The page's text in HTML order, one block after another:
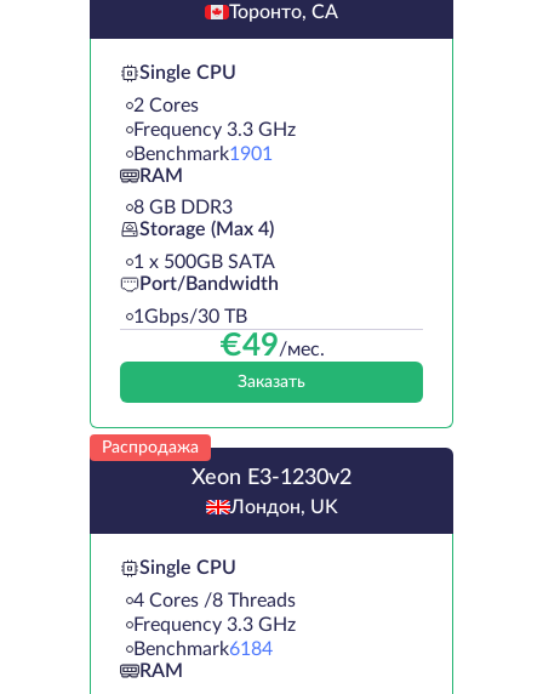
Торонто, CA
Single CPU
2 Cores
Frequency 3.3 GHz
Benchmark1901
RAM
8 GB DDR3
Storage (Max 4)
1 х 500GB SATA
Port/Bandwidth
1Gbps/30 TB
€49/мес.
Заказать
Распродажа
Xeon E3-1230v2
Лондон, UK
Single CPU
4 Cores /8 Threads
Frequency 3.3 GHz
Benchmark6184
RAM